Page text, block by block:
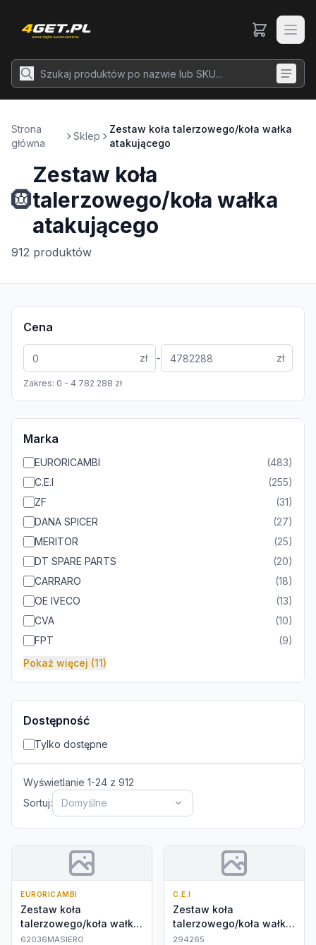
Strona
główna
Sklep
Zestaw koła talerzowego/koła wałka
atakującego
🛞
Zestaw koła
talerzowego/koła wałka
atakującego
912 produktów
Cena
zł - zł
Zakres: 0 - 4 782 288 zł
Marka
EURORICAMBI (483)
C.E.I
(255)
ZF
(31)
DANA SPICER
(27)
MERITOR
(25)
DT SPARE PARTS
(20)
CARRARO
(18)
OE IVECO
(13)
CVA
(10)
FPT
(9)
Pokaż więcej (11)
Dostępność
Tylko dostępne
Wyświetlanie 1-24 z 912
Sortuj:
Domyślne
EURORICAMBI
Zestaw koła
talerzowego/koła wałka
atakującego
62036MASIERO
C.E.I
Zestaw koła
talerzowego/koła wałka
atakującego
294265